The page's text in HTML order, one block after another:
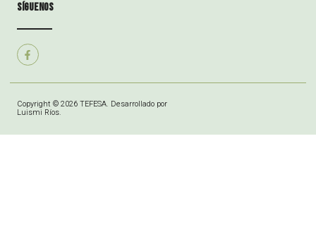
síguenos
Copyright © 2026 TEFESA. Desarrollado por
Luismi Ríos.